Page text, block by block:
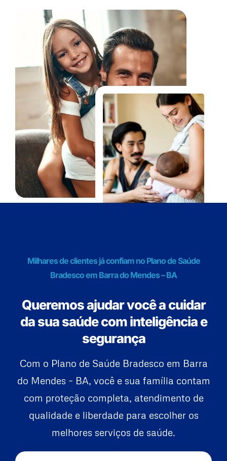
Milhares de clientes já confiam no Plano de Saúde
Bradesco em Barra do Mendes – BA
Queremos ajudar você a cuidar
da sua saúde com inteligência e
segurança
Com o Plano de Saúde Bradesco em Barra
do Mendes – BA, você e sua família contam
com proteção completa, atendimento de
qualidade e liberdade para escolher os
melhores serviços de saúde.